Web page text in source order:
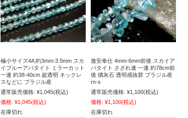
極小サイズ4A 約3mm-3.5mm スカ
イブルーアパタイト ミラーカット
一連 約38-40cm 超透明 ネックレ
スなどに ブラジル産
通常販売価格: ¥1,045(税込)
価格: ¥1,045(税込)
在庫切れ
激安奉仕 4mm-6mm前後 スカイア
パタイト さざれ連 一連 約78cm前
後 燐灰石 透明感抜群 ブラジル産
rn-s
通常販売価格: ¥1,100(税込)
価格: ¥1,100(税込)
在庫切れ